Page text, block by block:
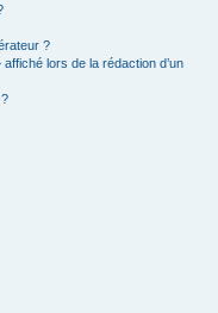
?
lors de la rédaction d’un